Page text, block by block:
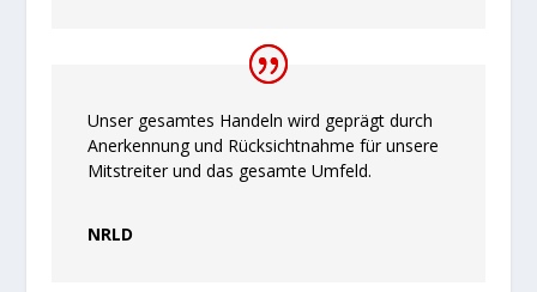
Unser gesamtes Handeln wird geprägt durch
Anerkennung und Rücksichtnahme für unsere
Mitstreiter und das gesamte Umfeld.
NRLD